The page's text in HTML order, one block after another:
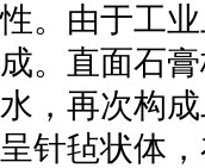
性。由于工
成。直面石
水，再次构
呈针毡状体